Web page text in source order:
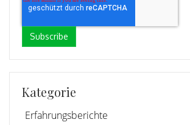
Kategorie
Erfahrungsberichte